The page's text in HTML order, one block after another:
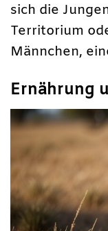
sich die
Territorium
Männchen,
Ernährung